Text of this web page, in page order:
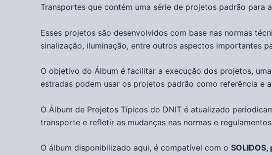
Transportes que contém uma série de projetos padrão para
Esses projetos são desenvolvidos com base nas normas
sinalização, iluminação, entre outros aspectos importantes
O objetivo do Álbum é facilitar a execução dos projetos,
estradas podem usar os projetos padrão como referência e
O Álbum de Projetos Típicos do DNIT é atualizado
transporte e refletir as mudanças nas normas e
O álbum disponibilizado aqui, é compatível com o